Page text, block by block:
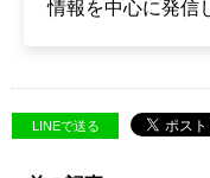
情報を中心に発信
LINEで送る